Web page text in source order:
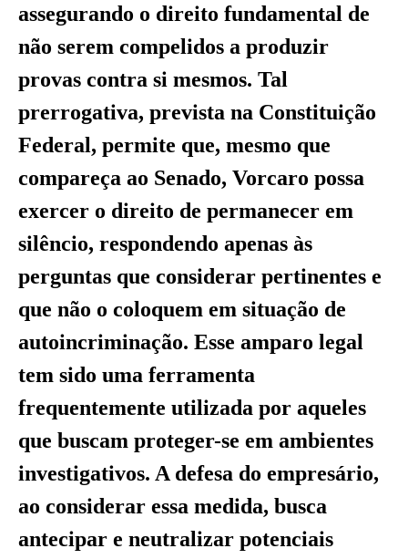
assegurando o direito fundamental de
não serem compelidos a produzir
provas contra si mesmos. Tal
prerrogativa, prevista na Constituição
Federal, permite que, mesmo que
compareça ao Senado, Vorcaro possa
exercer o direito de permanecer em
silêncio, respondendo apenas às
perguntas que considerar pertinentes e
que não o coloquem em situação de
autoincriminação. Esse amparo legal
tem sido uma ferramenta
frequentemente utilizada por aqueles
que buscam proteger-se em ambientes
investigativos. A defesa do empresário,
ao considerar essa medida, busca
antecipar e neutralizar potenciais